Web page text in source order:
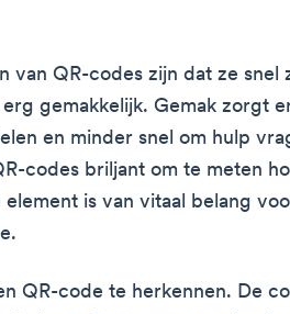
van QR-codes zijn dat ze snel
gemakkelijk. Gemak zorgt
en minder snel om hulp
codes briljant om te meten
is van vitaal belang
QR-code te herkennen. De